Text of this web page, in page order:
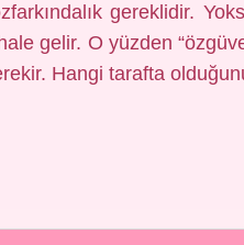
gereklidir.
gelir. O yüzden
Hangi tarafta